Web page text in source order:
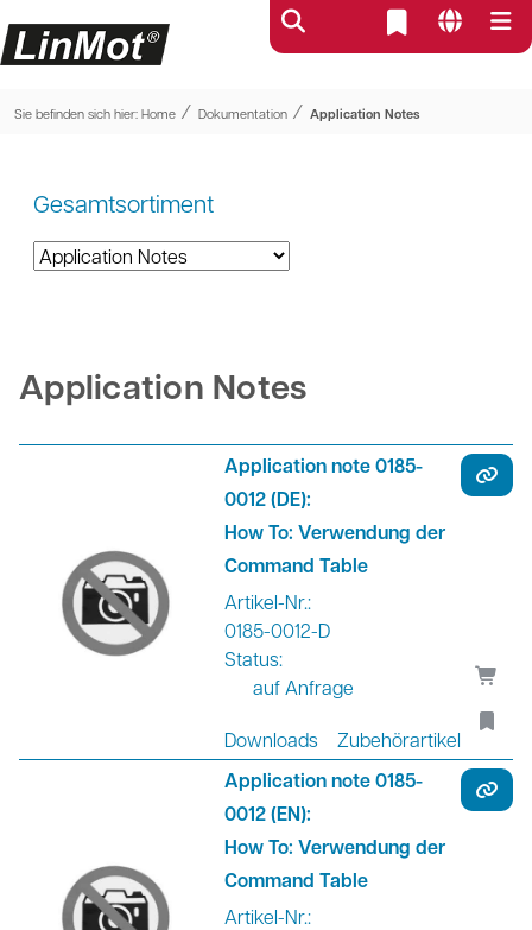
Sie befinden sich hier: Home ⁄ Dokumentation ⁄ Application Notes
Gesamtsortiment
Application Notes
Application note 0185-
0012 (DE):
How To: Verwendung der
Command Table
Artikel-Nr.:
0185-0012-D
Status:
auf Anfrage
Downloads Zubehörartikel
Application note 0185-
0012 (EN):
How To: Verwendung der
Command Table
Artikel-Nr.: